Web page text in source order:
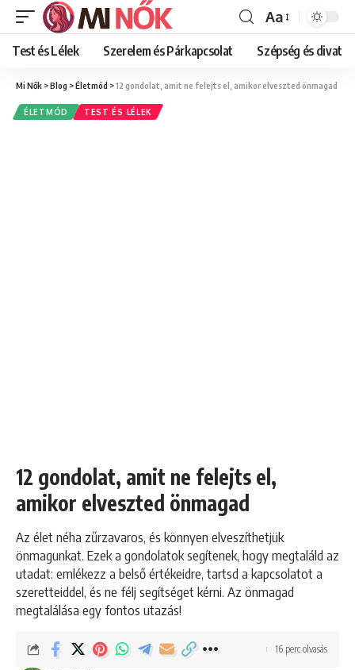
Font
Resizer
Aa
Test és Lélek Szerelem és Párkapcsolat Szépség és divat
Mi Nők >Blog >Életmód >12 gondolat, amit ne felejts el, amikor elveszted önmagad
ÉLETMÓD TEST ÉS LÉLEK
12 gondolat, amit ne felejts el,
amikor elveszted önmagad
Az élet néha zűrzavaros, és könnyen elveszíthetjük
önmagunkat. Ezek a gondolatok segítenek, hogy megtaláld az
utadat: emlékezz a belső értékeidre, tartsd a kapcsolatot a
szeretteiddel, és ne félj segítséget kérni. Az önmagad
megtalálása egy fontos utazás!
16 perc olvasás